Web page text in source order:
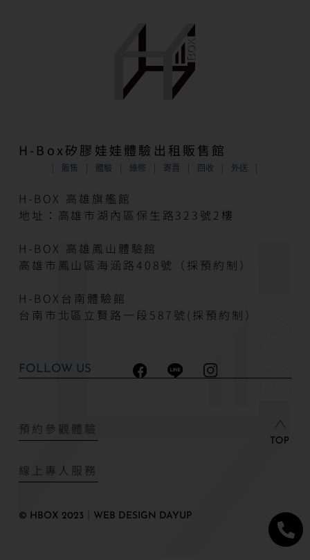
H-Box矽膠娃娃體驗出租販售館
販售 體驗 維修 寄賣 回收 外送
H-BOX 高雄旗艦館
地址：高雄市湖內區保生路323號2樓
H-BOX 高雄鳳山體驗館
高雄市鳳山區海涵路408號（採預約制）
H-BOX台南體驗館
台南市北區立賢路一段587號(採預約制）
FOLLOW US
預約參觀體驗
線上專人服務
© HBOX 2023｜WEB DESIGN DAYUP